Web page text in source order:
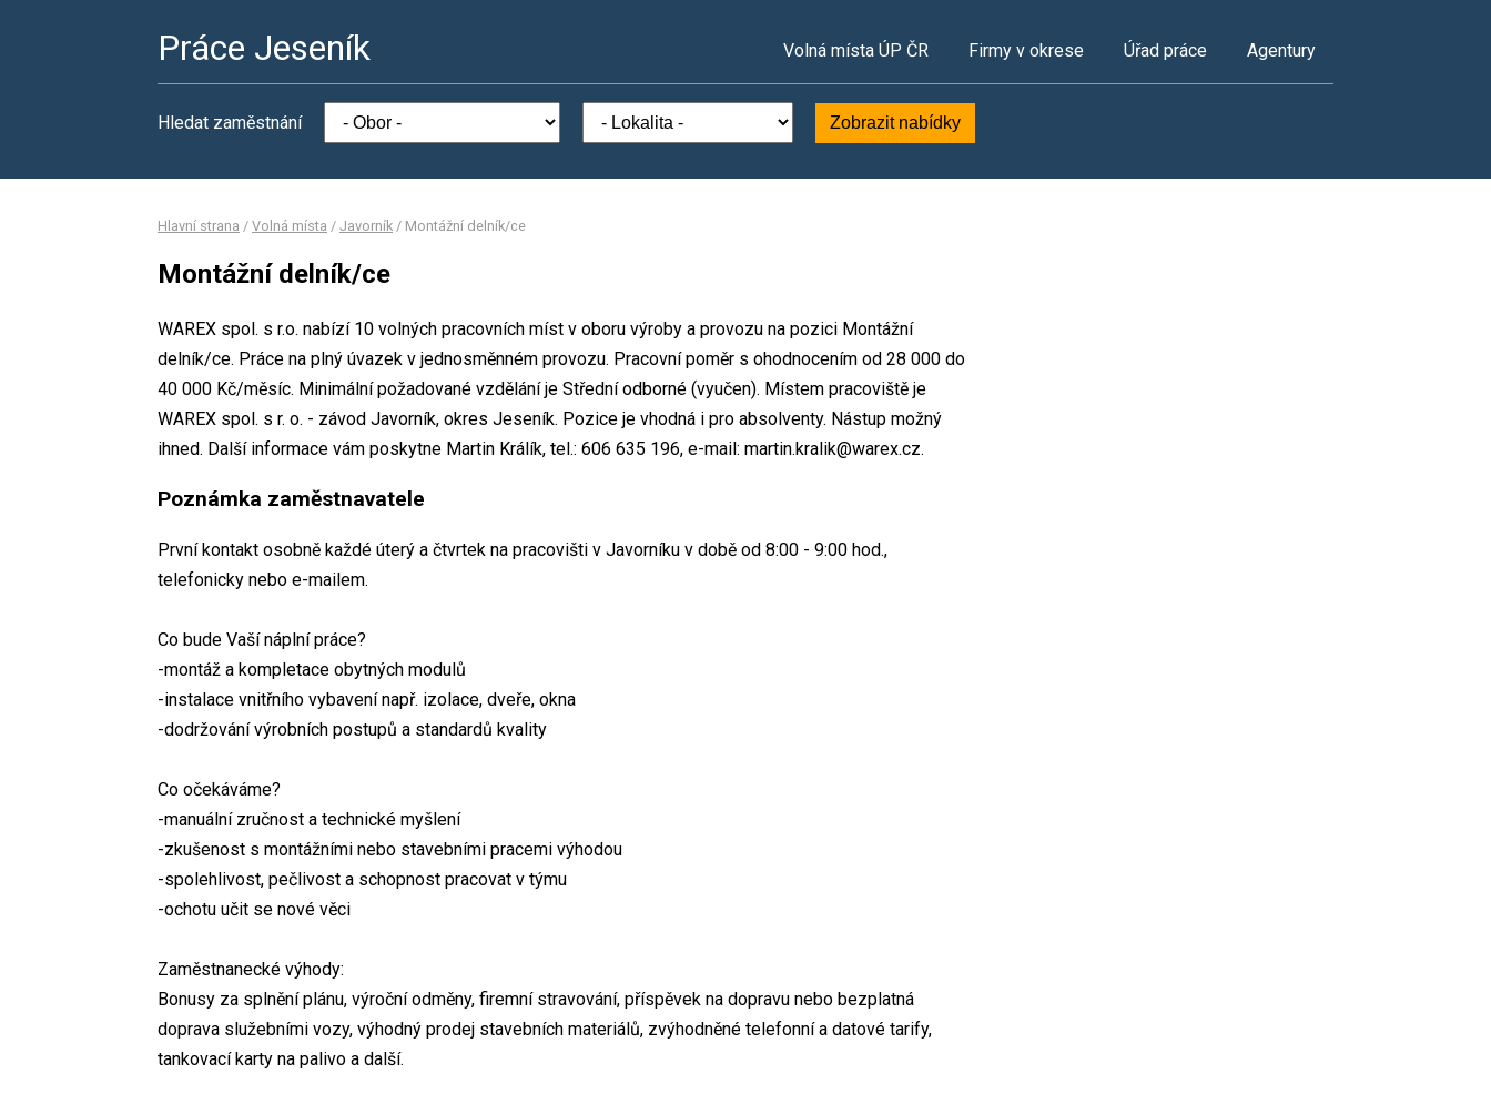
Práce Jeseník Volná místa ÚP ČR Firmy v okrese Úřad práce Agentury
Hledat zaměstnání Zobrazit nabídky
Hlavní strana / Volná místa / Javorník / Montážní delník/ce
Montážní delník/ce
WAREX spol. s r.o. nabízí 10 volných pracovních míst v oboru výroby a provozu na pozici Montážní
delník/ce. Práce na plný úvazek v jednosměnném provozu. Pracovní poměr s ohodnocením od 28 000 do
40 000 Kč/měsíc. Minimální požadované vzdělání je Střední odborné (vyučen). Místem pracoviště je
WAREX spol. s r. o. - závod Javorník, okres Jeseník. Pozice je vhodná i pro absolventy. Nástup možný
ihned. Další informace vám poskytne Martin Králík, tel.: 606 635 196, e-mail: martin.kralik@warex.cz.
Poznámka zaměstnavatele
První kontakt osobně každé úterý a čtvrtek na pracovišti v Javorníku v době od 8:00 - 9:00 hod.,
telefonicky nebo e-mailem.
Co bude Vaší náplní práce?
-montáž a kompletace obytných modulů
-instalace vnitřního vybavení např. izolace, dveře, okna
-dodržování výrobních postupů a standardů kvality
Co očekáváme?
-manuální zručnost a technické myšlení
-zkušenost s montážními nebo stavebními pracemi výhodou
-spolehlivost, pečlivost a schopnost pracovat v týmu
-ochotu učit se nové věci
Zaměstnanecké výhody:
Bonusy za splnění plánu, výroční odměny, firemní stravování, příspěvek na dopravu nebo bezplatná
doprava služebními vozy, výhodný prodej stavebních materiálů, zvýhodněné telefonní a datové tarify,
tankovací karty na palivo a další.